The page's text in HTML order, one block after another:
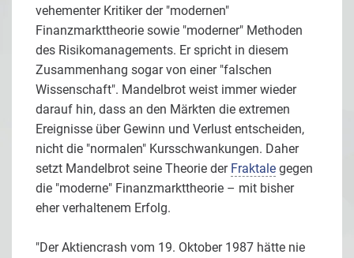
vehementer Kritiker der "modernen"
Finanzmarkttheorie sowie "moderner" Methoden
des Risikomanagements. Er spricht in diesem
Zusammenhang sogar von einer "falschen
Wissenschaft". Mandelbrot weist immer wieder
darauf hin, dass an den Märkten die extremen
Ereignisse über Gewinn und Verlust entscheiden,
nicht die "normalen" Kursschwankungen. Daher
setzt Mandelbrot seine Theorie der Fraktale gegen
die "moderne" Finanzmarkttheorie – mit bisher
eher verhaltenem Erfolg.
"Der Aktiencrash vom 19. Oktober 1987 hätte nie